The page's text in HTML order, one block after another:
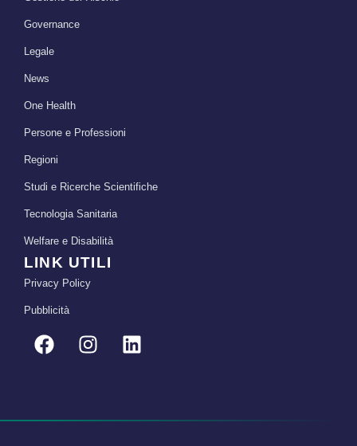
Governance
Legale
News
One Health
Persone e Professioni
Regioni
Studi e Ricerche Scientifiche
Tecnologia Sanitaria
Welfare e Disabilità
LINK UTILI
Privacy Policy
Pubblicità